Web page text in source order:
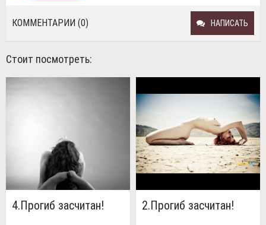
КОММЕНТАРИИ (0) НАПИСАТЬ
Стоит посмотреть:
4.Прогиб засчитан! 2.Прогиб засчитан!